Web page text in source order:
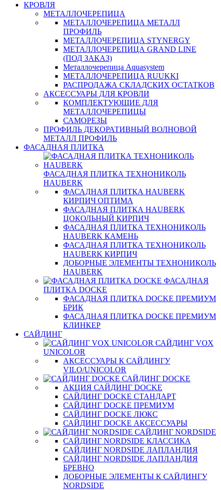
КРОВЛЯ
МЕТАЛЛОЧЕРЕПИЦА
МЕТАЛЛОЧЕРЕПИЦА МЕТАЛЛ
ПРОФИЛЬ
МЕТАЛЛОЧЕРЕПИЦА STYNERGY
МЕТАЛЛОЧЕРЕПИЦА GRAND LINE
(ПОД ЗАКАЗ)
Металлочерепица Aquasystem
МЕТАЛЛОЧЕРЕПИЦА RUUKKI
РАСПРОДАЖА СКЛАДСКИХ ОСТАТКОВ
АКСЕССУАРЫ ДЛЯ КРОВЛИ
КОМПЛЕКТУЮЩИЕ ДЛЯ
МЕТАЛЛОЧЕРЕПИЦЫ
САМОРЕЗЫ
ПРОФИЛЬ ДЕКОРАТИВНЫЙ ВОЛНОВОЙ
МЕТАЛЛ ПРОФИЛЬ
ФАСАДНАЯ ПЛИТКА
ФАСАДНАЯ ПЛИТКА ТЕХНОНИКОЛЬ
HAUBERK
ФАСАДНАЯ ПЛИТКА HAUBERK
КИРПИЧ ОПТИМА
ФАСАДНАЯ ПЛИТКА HAUBERK
ЦОКОЛЬНЫЙ КИРПИЧ
ФАСАДНАЯ ПЛИТКА ТЕХНОНИКОЛЬ
HAUBERK КАМЕНЬ
ФАСАДНАЯ ПЛИТКА ТЕХНОНИКОЛЬ
HAUBERK КИРПИЧ
ДОБОРНЫЕ ЭЛЕМЕНТЫ ТЕХНОНИКОЛЬ
HAUBERK
ФАСАДНАЯ
ПЛИТКА DOCKE
ФАСАДНАЯ ПЛИТКА DOCKE ПРЕМИУМ
БРИК
ФАСАДНАЯ ПЛИТКА DOCKE ПРЕМИУМ
КЛИНКЕР
САЙДИНГ
САЙДИНГ VOX
UNICOLOR
АКСЕССУАРЫ К САЙДИНГУ
VILO/UNICOLOR
САЙДИНГ DOCKE
АКЦИЯ САЙДИНГ DOCKE
САЙДИНГ DOCKE СТАНДАРТ
САЙДИНГ DOCKE ПРЕМИУМ
САЙДИНГ DOCKE ЛЮКС
САЙДИНГ DOCKE АКСЕССУАРЫ
САЙДИНГ NORDSIDE
САЙДИНГ NORDSIDE КЛАССИКА
САЙДИНГ NORDSIDE ЛАПЛАНДИЯ
САЙДИНГ NORDSIDE ЛАПЛАНДИЯ
БРЕВНО
ДОБОРНЫЕ ЭЛЕМЕНТЫ К САЙДИНГУ
NORDSIDE